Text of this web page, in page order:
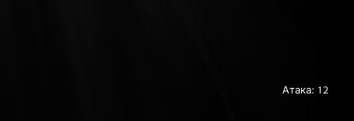
Атака: 12